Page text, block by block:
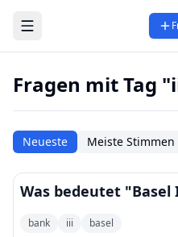
Zum Hauptinhalt springen
Fragen mit Tag
Neueste Meiste Stimmen
Was bedeutet
bank iii
basel